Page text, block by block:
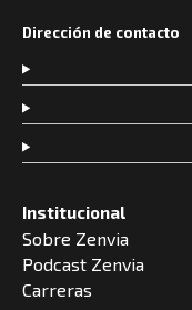
Institucional
Sobre Zenvia
Podcast Zenvia
Carreras
Dirección de contacto